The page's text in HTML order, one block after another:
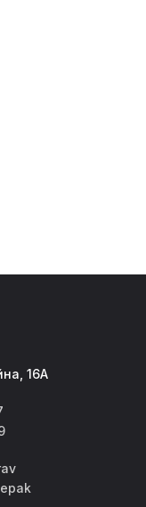
16А